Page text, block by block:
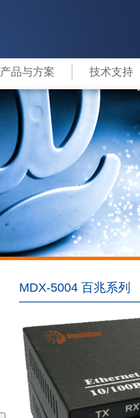
产品与方案 技术支持
MDX-5004 百兆系列